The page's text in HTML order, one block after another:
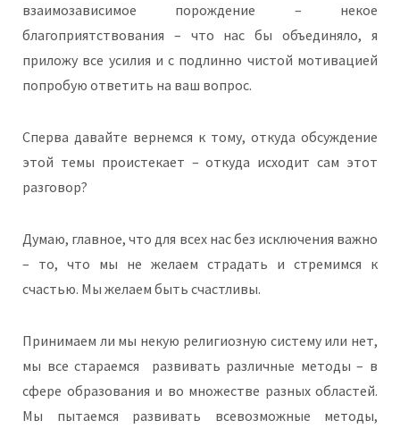
взаимозависимое порождение – некое
благоприятствования – что нас бы объединяло, я
приложу все усилия и с подлинно чистой мотивацией
попробую ответить на ваш вопрос.
Сперва давайте вернемся к тому, откуда обсуждение
этой темы проистекает – откуда исходит сам этот
разговор?
Думаю, главное, что для всех нас без исключения важно
– то, что мы не желаем страдать и стремимся к
счастью. Мы желаем быть счастливы.
Принимаем ли мы некую религиозную систему или нет,
мы все стараемся
развивать различные методы – в
сфере образования и во множестве разных областей.
Мы пытаемся развивать всевозможные методы,